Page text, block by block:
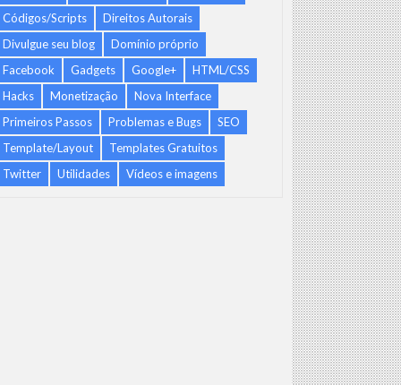
Códigos/Scripts
Direitos Autorais
Divulgue seu blog
Domínio próprio
Facebook
Gadgets Google+
HTML/CSS
Hacks
Monetização
Nova Interface
Primeiros Passos
Problemas e Bugs
SEO
Template/Layout
Templates Gratuitos
Twitter
Utilidades Vídeos e imagens